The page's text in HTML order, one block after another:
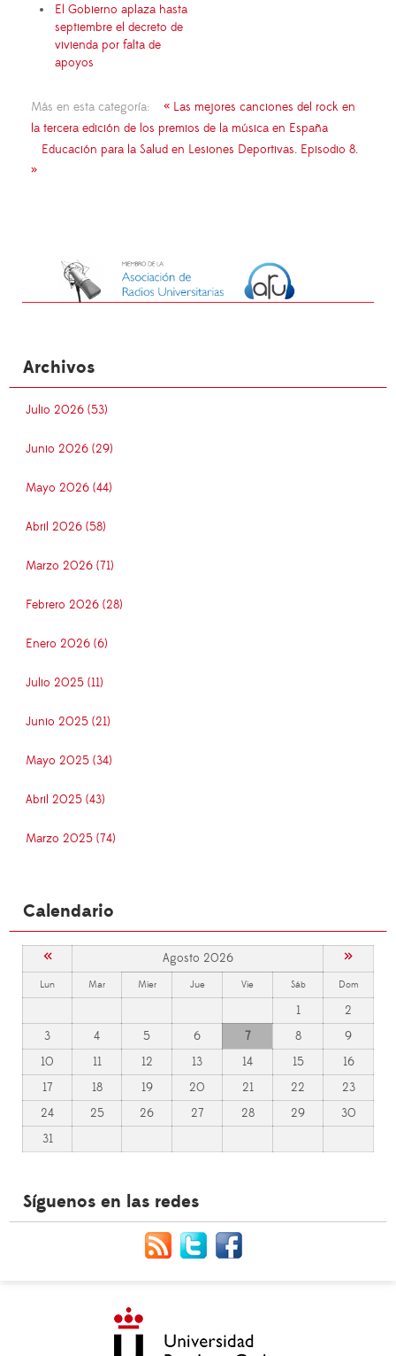
El Gobierno aplaza hasta
septiembre el decreto de
vivienda por falta de
apoyos
Más en esta categoría:
« Las mejores canciones del rock en
la tercera edición de los premios de la música en España
Educación para la Salud en Lesiones Deportivas. Episodio 8.
»
Archivos
Julio 2026 (53)
Junio 2026 (29)
Mayo 2026 (44)
Abril 2026 (58)
Marzo 2026 (71)
Febrero 2026 (28)
Enero 2026 (6)
Julio 2025 (11)
Junio 2025 (21)
Mayo 2025 (34)
Abril 2025 (43)
Marzo 2025 (74)
Calendario
« Agosto 2026 »
Lun Mar Mier Jue Vie Sáb Dom
1
2
3
4 5 6 7 8
9
10
11 12 13 14 15
16
17
18 19 20 21 22
23
24
25 26 27 28 29
30
31
Síguenos en las redes